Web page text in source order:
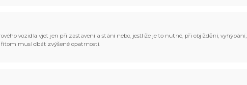
vozidla vjet jen při zastavení a stání nebo, jestliže je to nutné, při objíždění, vyhýbání,
musí dbát zvýšené opatrnosti.